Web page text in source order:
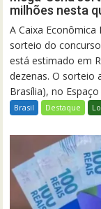
milhões nesta
A Caixa
sorteio do
está estimado em
dezenas. O sorteio
Brasília), no
Brasil Destaque